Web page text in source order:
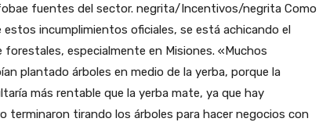
fuentes del sector. negrita/Incentivos/negrita Como
estos incumplimientos oficiales, se está achicando el
forestales, especialmente en Misiones. «Muchos
plantado árboles en medio de la yerba, porque la
más rentable que la yerba mate, ya que hay
terminaron tirando los árboles para hacer negocios con